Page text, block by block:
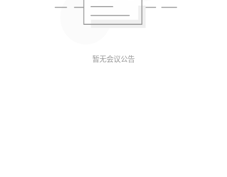
暂无会议公告